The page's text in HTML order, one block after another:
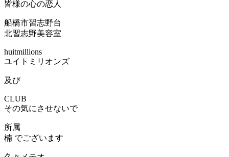
皆様の心の恋人
船橋市習志野台
北習志野美容室
huitmillions
ユイトミリオンズ
及び
CLUB
その気にさせないで
所属
楠 でございます